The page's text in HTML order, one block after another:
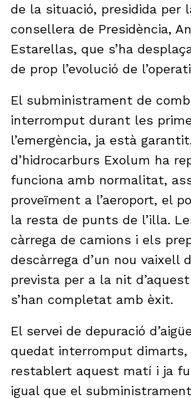
de la situació, presidida per
consellera de Presidència,
Estarellas, que s’ha
de prop l’evolució de
El subministrament de
interromput durant les
l’emergència, ja està
d’hidrocarburs Exolum ha
funciona amb normalitat,
proveïment a l’aeroport, el
la resta de punts de l’illa.
càrrega de camions i els
descàrrega d’un nou vaixell
prevista per a la nit
s’han completat amb èxit.
El servei de depuració
quedat interromput
restablert aquest matí i ja
igual que el